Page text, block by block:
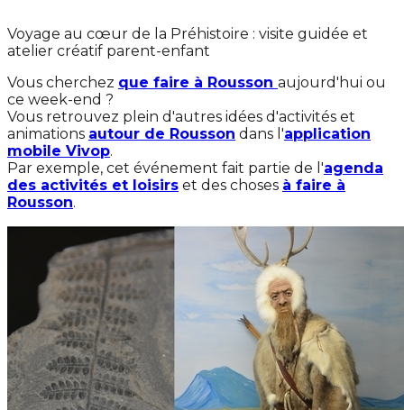
Voyage au cœur de la Préhistoire : visite guidée et
atelier créatif parent-enfant
Vous cherchez que faire à Rousson aujourd'hui ou
ce week-end ?
Vous retrouvez plein d'autres idées d'activités et
animations autour de Rousson dans l'application
mobile Vivop.
Par exemple, cet événement fait partie de l'agenda
des activités et loisirs et des choses à faire à
Rousson.